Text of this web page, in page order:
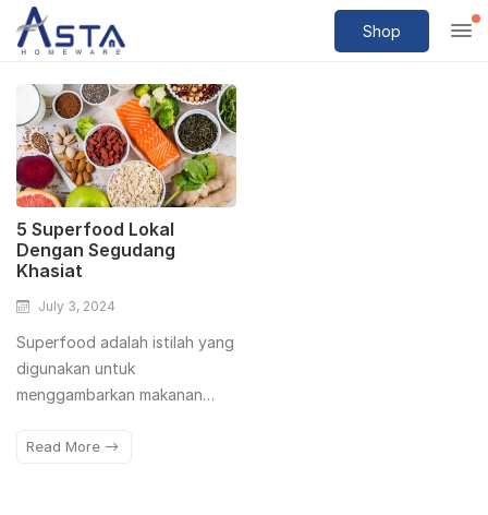
Shop
5 Superfood Lokal
Dengan Segudang
Khasiat
July 3, 2024
Superfood adalah istilah yang
digunakan untuk
menggambarkan makanan…
Read More